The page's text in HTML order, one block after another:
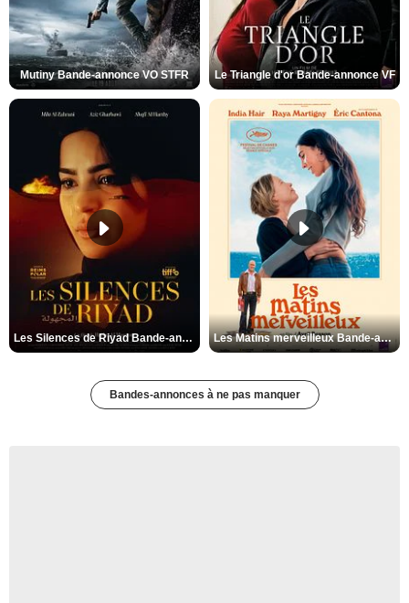
Mutiny Bande-annonce VO STFR Le Triangle d'or Bande-annonce VF
Les Silences de Riyad Bande-annonce VO STFR Les Matins merveilleux Bande-annonce VF
Bandes-annonces à ne pas manquer